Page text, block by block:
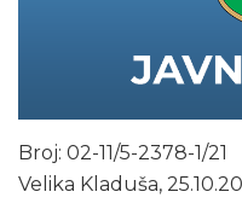
Broj: 02-11/5-2378-1/21
Velika Kladuša,